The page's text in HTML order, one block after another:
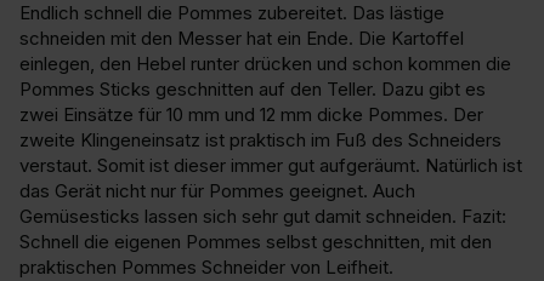
Endlich schnell die Pommes zubereitet. Das lästige
schneiden mit den Messer hat ein Ende. Die Kartoffel
einlegen, den Hebel runter drücken und schon kommen die
Pommes Sticks geschnitten auf den Teller. Dazu gibt es
zwei Einsätze für 10 mm und 12 mm dicke Pommes. Der
zweite Klingeneinsatz ist praktisch im Fuß des Schneiders
verstaut. Somit ist dieser immer gut aufgeräumt. Natürlich ist
das Gerät nicht nur für Pommes geeignet. Auch
Gemüsesticks lassen sich sehr gut damit schneiden. Fazit:
Schnell die eigenen Pommes selbst geschnitten, mit den
praktischen Pommes Schneider von Leifheit.